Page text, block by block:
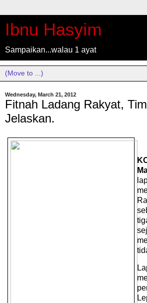
Ibnu Hasyim
Sampaikan...walau 1 ayat
Wednesday, March 21, 2012
Fitnah Ladang Rakyat,
Jelaskan.